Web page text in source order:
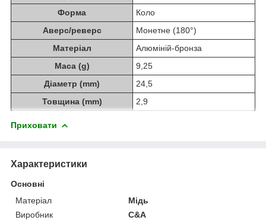
Форма
Коло
Аверс/реверс
Монетне (180°)
Матеріал
Алюміній-бронза
Маса (g)
9,25
Діаметр (mm)
24,5
Товщина (mm)
2,9
Приховати
Характеристики
Основні
Матеріал
Мідь
Виробник
C&A